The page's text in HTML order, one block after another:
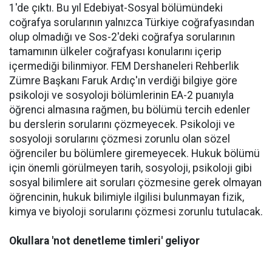
1'de çıktı. Bu yıl Edebiyat-Sosyal bölümündeki
coğrafya sorularının yalnızca Türkiye coğrafyasından
olup olmadığı ve Sos-2'deki coğrafya sorularının
tamamının ülkeler coğrafyası konularını içerip
içermediği bilinmiyor. FEM Dershaneleri Rehberlik
Zümre Başkanı Faruk Ardıç'ın verdiği bilgiye göre
psikoloji ve sosyoloji bölümlerinin EA-2 puanıyla
öğrenci almasına rağmen, bu bölümü tercih edenler
bu derslerin sorularını çözmeyecek. Psikoloji ve
sosyoloji sorularını çözmesi zorunlu olan sözel
öğrenciler bu bölümlere giremeyecek. Hukuk bölümü
için önemli görülmeyen tarih, sosyoloji, psikoloji gibi
sosyal bilimlere ait soruları çözmesine gerek olmayan
öğrencinin, hukuk bilimiyle ilgilisi bulunmayan fizik,
kimya ve biyoloji sorularını çözmesi zorunlu tutulacak.
Okullara 'not denetleme timleri' geliyor